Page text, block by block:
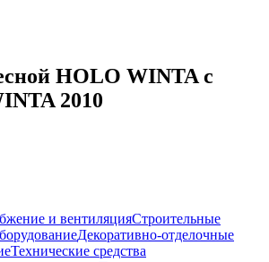
HOLO WINTA с
2010
и вентиляцияСтроительные
Декоративно-отделочные
Технические средства